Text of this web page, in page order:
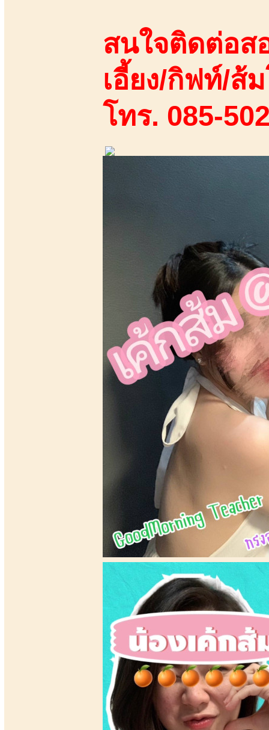
สนใจติดต่อส
เอี้ยง/กิฟท์/ส้
โทร. 085-